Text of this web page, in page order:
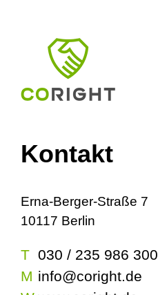
Kontakt
Erna-Berger-Straße 7
10117 Berlin
T 030 / 235 986 300
M info@coright.de